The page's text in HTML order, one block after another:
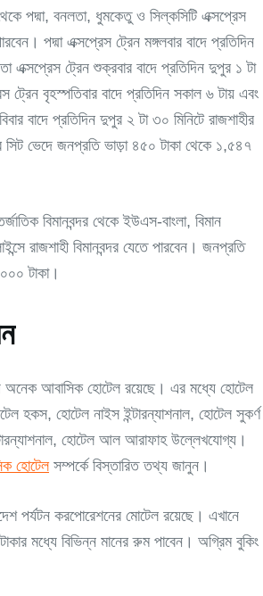
পদ্মা, বনলতা, ধুমকেতু ও সিল্কসিটি এক্সপ্রেস
পদ্মা এক্সপ্রেস ট্রেন মঙ্গলবার বাদে প্রতিদিন
এক্সপ্রেস ট্রেন শুক্রবার বাদে প্রতিদিন দুপুর ১ টা
ট্রেন বৃহস্পতিবার বাদে প্রতিদিন সকাল ৬ টায় এবং
বাদে প্রতিদিন দুপুর ২ টা ৩০ মিনিটে রাজশাহীর
সিট ভেদে জনপ্রতি ভাড়া ৪৫০ টাকা থেকে ১,৫৪৭
বিমানবন্দর থেকে ইউএস-বাংলা, বিমান
রাজশাহী বিমানবন্দর যেতে পারবেন। জনপ্রতি
টাকা।
অনেক আবাসিক হোটেল রয়েছে। এর মধ্যে হোটেল
হকস, হোটেল নাইস ইন্টারন্যাশনাল, হোটেল সুকর্ণ
হোটেল আল আরাফাহ উল্লেখযোগ্য।
হোটেলসম্পর্কে বিস্তারিত তথ্য জানুন।
পর্যটন করপোরেশনের মোটেল রয়েছে। এখানে
মধ্যে বিভিন্ন মানের রুম পাবেন। অগ্রিম বুকিং